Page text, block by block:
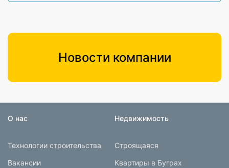
Новости компании
О нас
Технологии строительства
Вакансии
Недвижимость
Строящаяся
Квартиры в Буграх